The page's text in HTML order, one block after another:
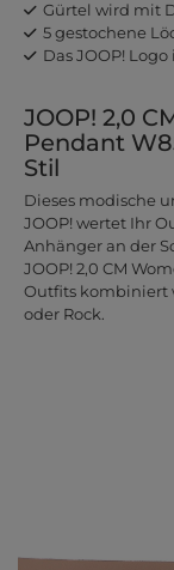
Gürtel wird mit
5 gestochene
Das JOOP!
JOOP! 2,0
Pendant
Stil
Dieses modische
JOOP! wertet Ihr
Anhänger an der
JOOP! 2,0 CM
Outfits kombiniert
oder Rock.